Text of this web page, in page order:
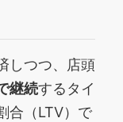
しつつ、店頭
継続するタイ
合（LTV）で